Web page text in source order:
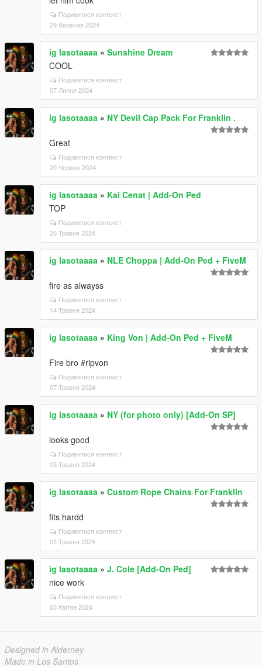
Подивитися контекст
29 Вересня 2024
ig lasotaaaa » Sunshine Dream
COOL
Подивитися контекст
07 Липня 2024
ig lasotaaaa » NY Devil Cap Pack For Franklin .
Great
Подивитися контекст
20 Червня 2024
ig lasotaaaa » Kai Cenat | Add-On Ped
TOP
Подивитися контекст
26 Травня 2024
ig lasotaaaa » NLE Choppa | Add-On Ped + FiveM
fire as alwayss
Подивитися контекст
14 Травня 2024
ig lasotaaaa » King Von | Add-On Ped + FiveM
Fire bro #ripvon
Подивитися контекст
07 Травня 2024
ig lasotaaaa » NY (for photo only) [Add-On SP]
looks good
Подивитися контекст
03 Травня 2024
ig lasotaaaa » Custom Rope Chains For Franklin
fits hardd
Подивитися контекст
01 Травня 2024
ig lasotaaaa » J. Cole [Add-On Ped]
nice work
Подивитися контекст
03 Квітня 2024
Designed in Alderney
Made in Los Santos